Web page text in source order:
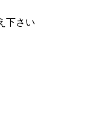
下さい